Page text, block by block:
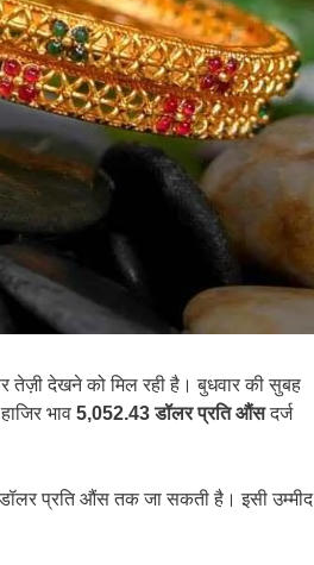
देखने को मिल रही है। बुधवार की सुबह
भाव 5,052.43 डॉलर प्रति औंसदर्ज
प्रति औंस तक जा सकती है। इसी उम्मीद